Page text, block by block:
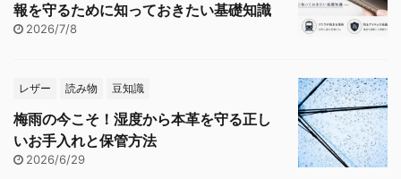
報を守るために知っておきたい基礎知識
2026/7/8
レザー 読み物 豆知識
梅雨の今こそ！湿度から本革を守る正し
いお手入れと保管方法
2026/6/29